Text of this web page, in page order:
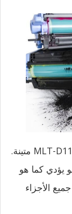
مكونات خرطوشة الحبر المتوافقة مع MLT-D111S متينة.
يؤدي كما هو
الأجزاء